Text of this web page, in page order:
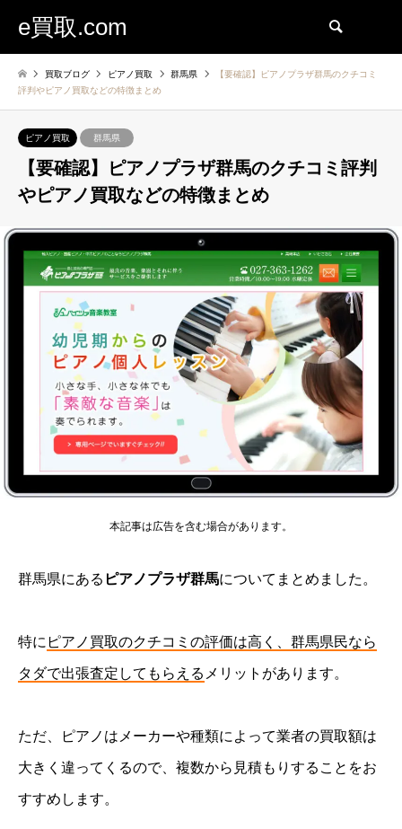
e買取.com
買取ブログ ピアノ買取 群馬県
【要確認】ピアノプラザ群馬のクチコミ
評判やピアノ買取などの特徴まとめ
ピアノ買取 群馬県
【要確認】ピアノプラザ群馬のクチコミ評判
やピアノ買取などの特徴まとめ
本記事は広告を含む場合があります。
群馬県にある ピアノプラザ群馬についてまとめました。
特に ピアノ買取のクチコミの評価は高く、群馬県民なら
タダで出張査定してもらえる メリットがあります。
ただ、ピアノはメーカーや種類によって業者の買取額は
大きく違ってくるので、複数から見積もりすることをお
すすめします。